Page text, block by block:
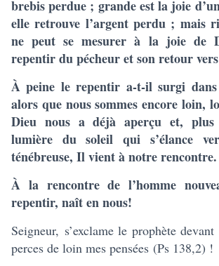
brebis perdue ; grande est la joie
elle retrouve l’argent perdu ; mais
ne peut se mesurer à la joie de
repentir du pécheur et son retour
À peine le repentir a-t-il surgi
alors que nous sommes encore loin,
Dieu nous a déjà aperçu et,
lumière du soleil qui s’élance
ténébreuse, Il vient à notre rencontre.
À la rencontre de l’homme
repentir, naît en nous!
Seigneur, s’exclame le prophète
perces de loin mes pensées (Ps 138,2) !